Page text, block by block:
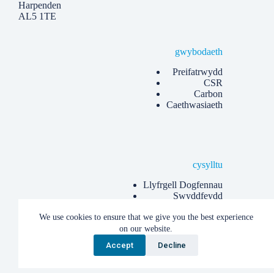
We use cookies to ensure that we give you the best experience
on our website.
Accept
Decline
Harpenden
AL5 1TE
gwybodaeth
Preifatrwydd
CSR
Carbon
Caethwasiaeth
cysylltu
Llyfrgell Dogfennau
Swyddfeydd
Erthyglau
Hawlfraint © 2026 Albion Eco Limited.